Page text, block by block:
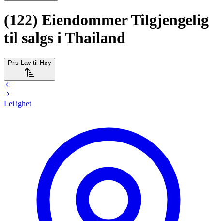
(122) Eiendommer Tilgjengelig
til salgs i Thailand
Pris Lav til Høy
Leilighet